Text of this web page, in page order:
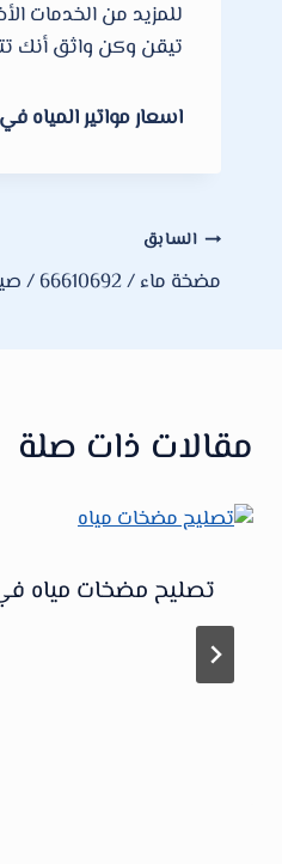
تيقن وكن واثق أنك
اسعار مواتير المياه
تصفّح
المقالات
السابق
مضخة ماء / 66610692 / صيانة وتركيب فني صحي بالكويت
مقالات ذات صلة
تصليح مضخات مياه في